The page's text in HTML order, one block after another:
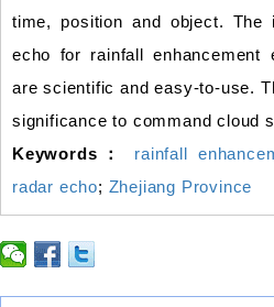
time, position and object. The
echo for rainfall enhancement
are scientific and easy-to-use.
significance to command cloud
Keywords：
rainfall
radar echo; Zhejiang Province